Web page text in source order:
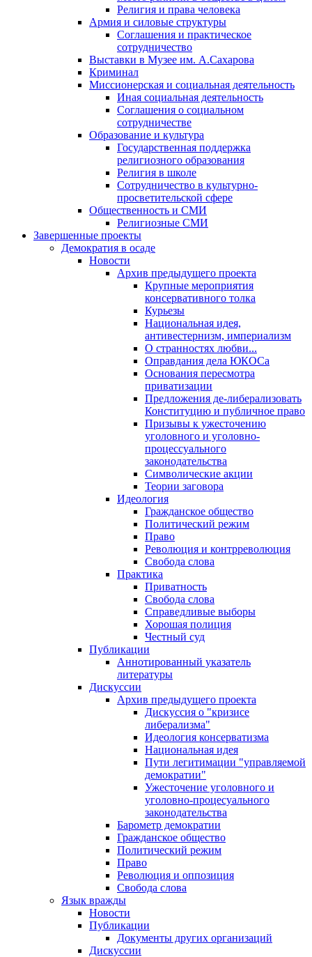
Религия и права человека
Армия и силовые структуры
Соглашения и практическое
сотрудничество
Выставки в Музее им. А.Сахарова
Криминал
Миссионерская и социальная деятельность
Иная социальная деятельность
Соглашения о социальном
сотрудничестве
Образование и культура
Государственная поддержка
религиозного образования
Религия в школе
Сотрудничество в культурно-
просветительской сфере
Общественность и СМИ
Религиозные СМИ
Завершенные проекты
Демократия в осаде
Новости
Архив предыдущего проекта
Крупные мероприятия
консервативного толка
Курьезы
Национальная идея,
антивестернизм, империализм
О странностях любви...
Оправдания дела ЮКОСа
Основания пересмотра
приватизации
Предложения де-либерализовать
Конституцию и публичное право
Призывы к ужесточению
уголовного и уголовно-
процессуального
законодательства
Символические акции
Теории заговора
Идеология
Гражданское общество
Политический режим
Право
Революция и контрреволюция
Свобода слова
Практика
Приватность
Свобода слова
Справедливые выборы
Хорошая полиция
Честный суд
Публикации
Аннотированный указатель
литературы
Дискуссии
Архив предыдущего проекта
Дискуссия о "кризисе
либерализма"
Идеология консерватизма
Национальная идея
Пути легитимации "управляемой
демократии"
Ужесточение уголовного и
уголовно-процесуального
законодательства
Барометр демократии
Гражданское общество
Политический режим
Право
Революция и оппозиция
Свобода слова
Язык вражды
Новости
Публикации
Документы других организаций
Дискуссии